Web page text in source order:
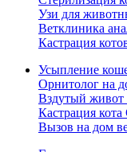
Узи для
Ветклиника
Кастрация
Усыпление
Орнитолог на
Вздутый живот
Кастрация
Вызов на дом